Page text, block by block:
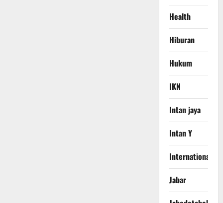
Health
Hiburan
Hukum
IKN
Intan jaya
Intan Y
International
Jabar